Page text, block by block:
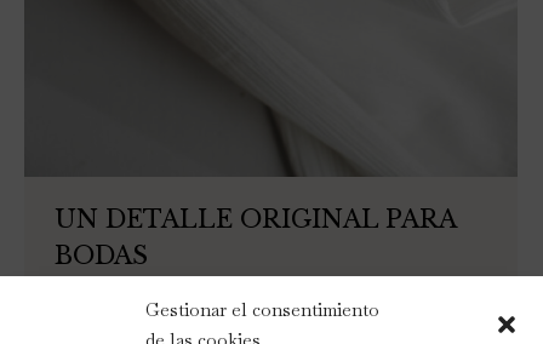
Gestionar el consentimiento
UN DETALLE ORIGINAL PARA
BODAS
En The Wedding Scent hemos creado un servicio